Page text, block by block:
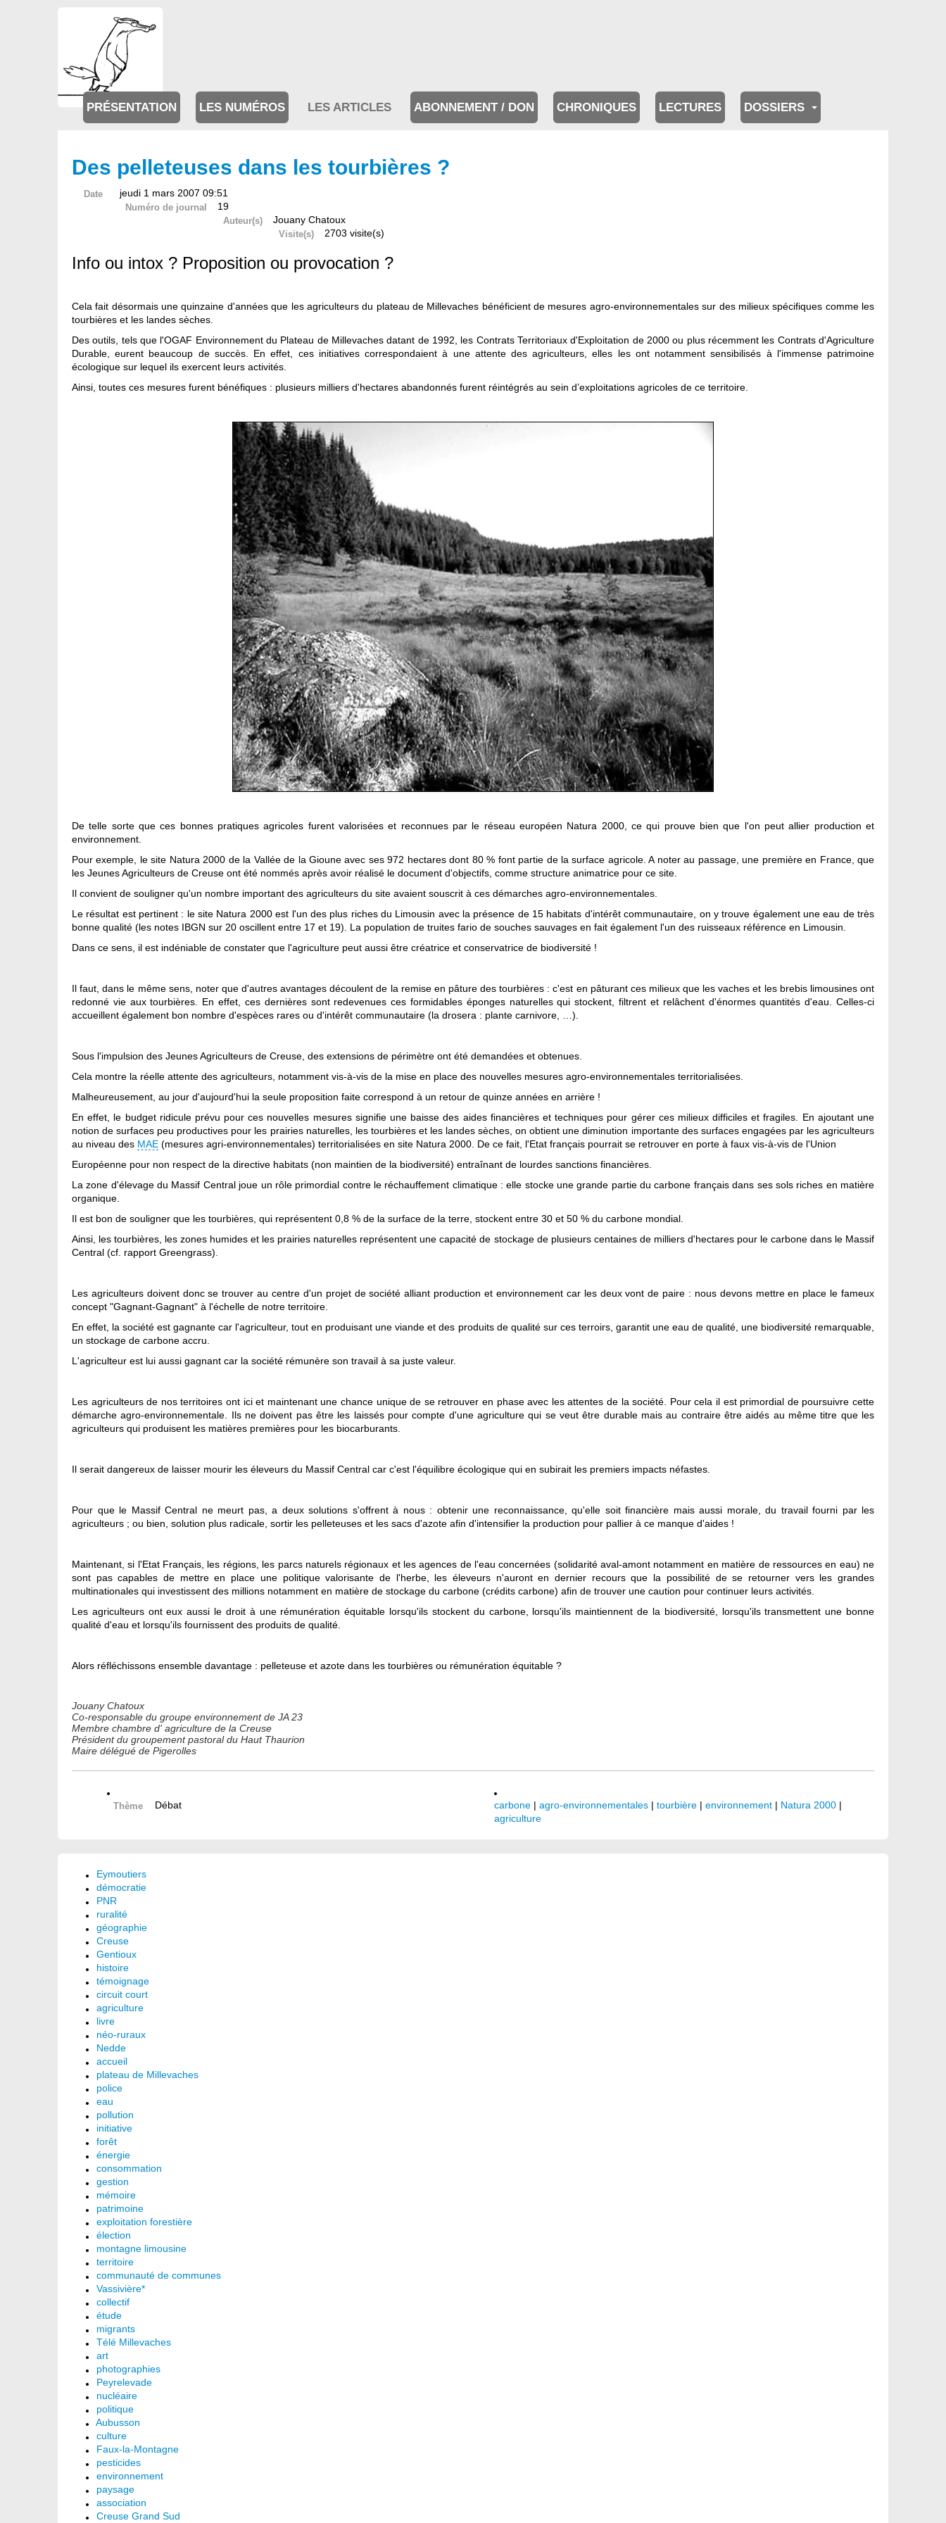
PRÉSENTATION LES NUMÉROS LES ARTICLES ABONNEMENT / DON CHRONIQUES LECTURES DOSSIERS
Des pelleteuses dans les tourbières ?
Date jeudi 1 mars 2007 09:51
Numéro de journal 19
Auteur(s) Jouany Chatoux
Visite(s) 2703 visite(s)
Info ou intox ? Proposition ou provocation ?
Cela fait désormais une quinzaine d'années que les agriculteurs du plateau de Millevaches bénéficient de mesures agro-environnementales sur des milieux spécifiques comme les
tourbières et les landes sèches.
Des outils, tels que l'OGAF Environnement du Plateau de Millevaches datant de 1992, les Contrats Territoriaux d'Exploitation de 2000 ou plus récemment les Contrats d'Agriculture
Durable, eurent beaucoup de succès. En effet, ces initiatives correspondaient à une attente des agriculteurs, elles les ont notamment sensibilisés à l'immense patrimoine
écologique sur lequel ils exercent leurs activités.
Ainsi, toutes ces mesures furent bénéfiques : plusieurs milliers d'hectares abandonnés furent réintégrés au sein d’exploitations agricoles de ce territoire.
De telle sorte que ces bonnes pratiques agricoles furent valorisées et reconnues par le réseau européen Natura 2000, ce qui prouve bien que l'on peut allier production et
environnement.
Pour exemple, le site Natura 2000 de la Vallée de la Gioune avec ses 972 hectares dont 80 % font partie de la surface agricole. A noter au passage, une première en France, que
les Jeunes Agriculteurs de Creuse ont été nommés après avoir réalisé le document d'objectifs, comme structure animatrice pour ce site.
Il convient de souligner qu'un nombre important des agriculteurs du site avaient souscrit à ces démarches agro-environnementales.
Le résultat est pertinent : le site Natura 2000 est l'un des plus riches du Limousin avec la présence de 15 habitats d'intérêt communautaire, on y trouve également une eau de très
bonne qualité (les notes IBGN sur 20 oscillent entre 17 et 19). La population de truites fario de souches sauvages en fait également l'un des ruisseaux référence en Limousin.
Dans ce sens, il est indéniable de constater que l'agriculture peut aussi être créatrice et conservatrice de biodiversité !
Il faut, dans le même sens, noter que d'autres avantages découlent de la remise en pâture des tourbières : c'est en pâturant ces milieux que les vaches et les brebis limousines ont
redonné vie aux tourbières. En effet, ces dernières sont redevenues ces formidables éponges naturelles qui stockent, filtrent et relâchent d'énormes quantités d'eau. Celles-ci
accueillent également bon nombre d'espèces rares ou d'intérêt communautaire (la drosera : plante carnivore, …).
Sous l'impulsion des Jeunes Agriculteurs de Creuse, des extensions de périmètre ont été demandées et obtenues.
Cela montre la réelle attente des agriculteurs, notamment vis-à-vis de la mise en place des nouvelles mesures agro-environnementales territorialisées.
Malheureusement, au jour d'aujourd'hui la seule proposition faite correspond à un retour de quinze années en arrière !
En effet, le budget ridicule prévu pour ces nouvelles mesures signifie une baisse des aides financières et techniques pour gérer ces milieux difficiles et fragiles. En ajoutant une
notion de surfaces peu productives pour les prairies naturelles, les tourbières et les landes sèches, on obtient une diminution importante des surfaces engagées par les agriculteurs
au niveau des MAE (mesures agri-environnementales) territorialisées en site Natura 2000. De ce fait, l'Etat français pourrait se retrouver en porte à faux vis-à-vis de l'Union
Européenne pour non respect de la directive habitats (non maintien de la biodiversité) entraînant de lourdes sanctions financières.
La zone d'élevage du Massif Central joue un rôle primordial contre le réchauffement climatique : elle stocke une grande partie du carbone français dans ses sols riches en matière
organique.
Il est bon de souligner que les tourbières, qui représentent 0,8 % de la surface de la terre, stockent entre 30 et 50 % du carbone mondial.
Ainsi, les tourbières, les zones humides et les prairies naturelles représentent une capacité de stockage de plusieurs centaines de milliers d'hectares pour le carbone dans le Massif
Central (cf. rapport Greengrass).
Les agriculteurs doivent donc se trouver au centre d'un projet de société alliant production et environnement car les deux vont de paire : nous devons mettre en place le fameux
concept "Gagnant-Gagnant" à l'échelle de notre territoire.
En effet, la société est gagnante car l'agriculteur, tout en produisant une viande et des produits de qualité sur ces terroirs, garantit une eau de qualité, une biodiversité remarquable,
un stockage de carbone accru.
L'agriculteur est lui aussi gagnant car la société rémunère son travail à sa juste valeur.
Les agriculteurs de nos territoires ont ici et maintenant une chance unique de se retrouver en phase avec les attentes de la société. Pour cela il est primordial de poursuivre cette
démarche agro-environnementale. Ils ne doivent pas être les laissés pour compte d'une agriculture qui se veut être durable mais au contraire être aidés au même titre que les
agriculteurs qui produisent les matières premières pour les biocarburants.
Il serait dangereux de laisser mourir les éleveurs du Massif Central car c'est l'équilibre écologique qui en subirait les premiers impacts néfastes.
Pour que le Massif Central ne meurt pas, a deux solutions s'offrent à nous : obtenir une reconnaissance, qu'elle soit financière mais aussi morale, du travail fourni par les
agriculteurs ; ou bien, solution plus radicale, sortir les pelleteuses et les sacs d'azote afin d'intensifier la production pour pallier à ce manque d'aides !
Maintenant, si l'Etat Français, les régions, les parcs naturels régionaux et les agences de l'eau concernées (solidarité aval-amont notamment en matière de ressources en eau) ne
sont pas capables de mettre en place une politique valorisante de l'herbe, les éleveurs n'auront en dernier recours que la possibilité de se retourner vers les grandes
multinationales qui investissent des millions notamment en matière de stockage du carbone (crédits carbone) afin de trouver une caution pour continuer leurs activités.
Les agriculteurs ont eux aussi le droit à une rémunération équitable lorsqu'ils stockent du carbone, lorsqu'ils maintiennent de la biodiversité, lorsqu'ils transmettent une bonne
qualité d'eau et lorsqu'ils fournissent des produits de qualité.
Alors réfléchissons ensemble davantage : pelleteuse et azote dans les tourbières ou rémunération équitable ?
Jouany Chatoux
Co-responsable du groupe environnement de JA 23
Membre chambre d' agriculture de la Creuse
Président du groupement pastoral du Haut Thaurion
Maire délégué de Pigerolles
Thème Débat carbone | agro-environnementales | tourbière | environnement | Natura 2000 |
agriculture
Eymoutiers
démocratie
PNR
ruralité
géographie
Creuse
Gentioux
histoire
témoignage
circuit court
agriculture
livre
néo-ruraux
Nedde
accueil
plateau de Millevaches
police
eau
pollution
initiative
forêt
énergie
consommation
gestion
mémoire
patrimoine
exploitation forestière
élection
montagne limousine
territoire
communauté de communes
Vassivière*
collectif
étude
migrants
Télé Millevaches
art
photographies
Peyrelevade
nucléaire
politique
Aubusson
culture
Faux-la-Montagne
pesticides
environnement
paysage
association
Creuse Grand Sud